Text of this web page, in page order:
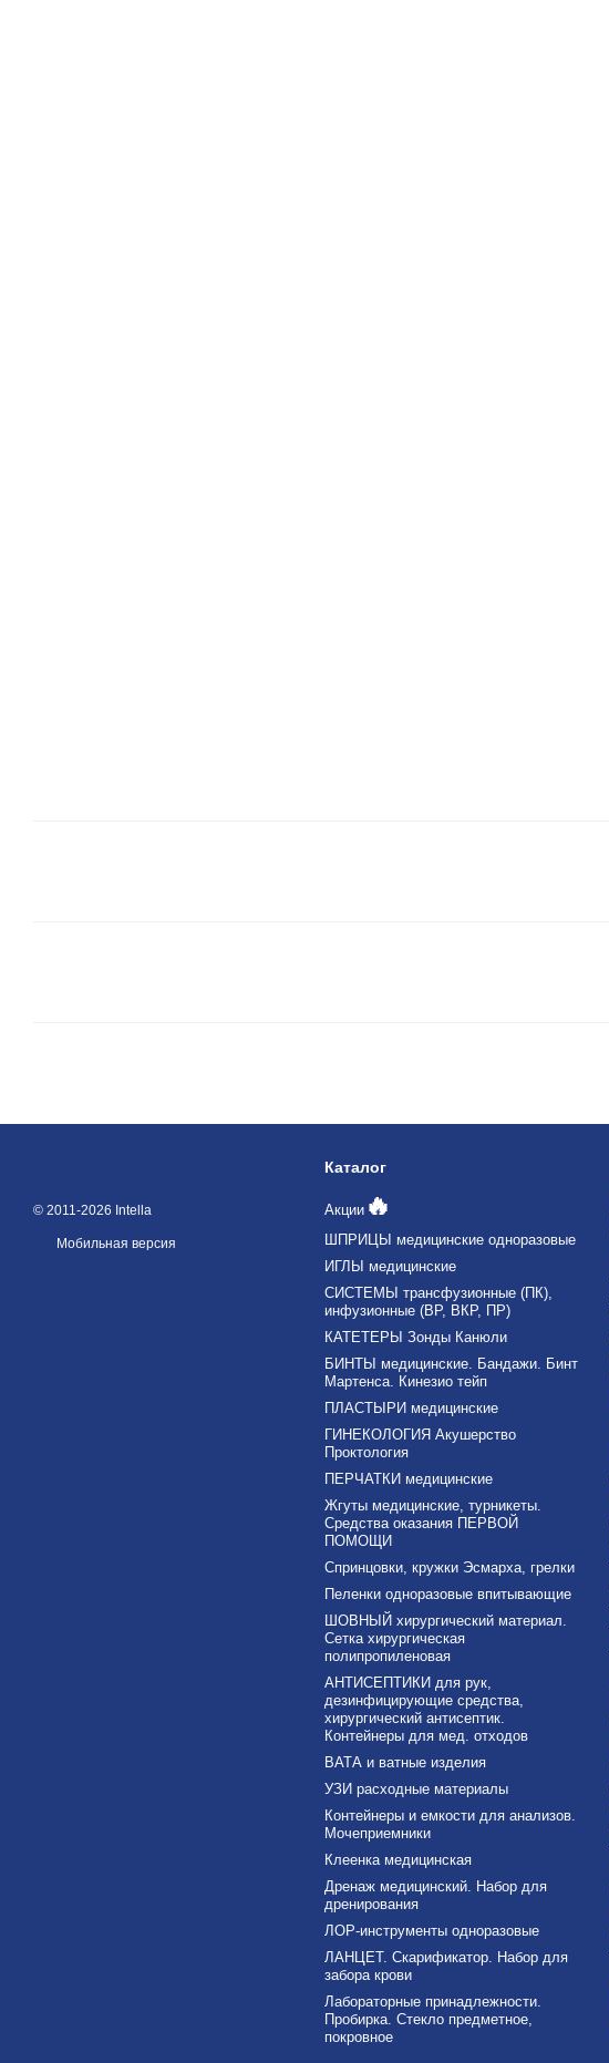
© 2011-2026 Intella
Мобильная версия
Каталог
Акции🔥
ШПРИЦЫ медицинские одноразовые
ИГЛЫ медицинские
СИСТЕМЫ трансфузионные (ПК),
инфузионные (ВР, ВКР, ПР)
КАТЕТЕРЫ Зонды Канюли
БИНТЫ медицинские. Бандажи. Бинт
Мартенса. Кинезио тейп
ПЛАСТЫРИ медицинские
ГИНЕКОЛОГИЯ Акушерство
Проктология
ПЕРЧАТКИ медицинские
Жгуты медицинские, турникеты.
Средства оказания ПЕРВОЙ
ПОМОЩИ
Спринцовки, кружки Эсмарха, грелки
Пеленки одноразовые впитывающие
ШОВНЫЙ хирургический материал.
Сетка хирургическая
полипропиленовая
АНТИСЕПТИКИ для рук,
дезинфицирующие средства,
хирургический антисептик.
Контейнеры для мед. отходов
ВАТА и ватные изделия
УЗИ расходные материалы
Контейнеры и емкости для анализов.
Мочеприемники
Клеенка медицинская
Дренаж медицинский. Набор для
дренирования
ЛОР-инструменты одноразовые
ЛАНЦЕТ. Скарификатор. Набор для
забора крови
Лабораторные принадлежности.
Пробирка. Стекло предметное,
покровное